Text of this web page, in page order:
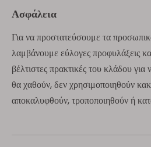
Ασφάλεια
Για να προστατεύσουμε τα
λαμβάνουμε εύλογες προφυλάξεις
βέλτιστες πρακτικές του κλάδου
θα χαθούν, δεν χρησιμοποιηθούν
αποκαλυφθούν, τροποποιηθούν ή